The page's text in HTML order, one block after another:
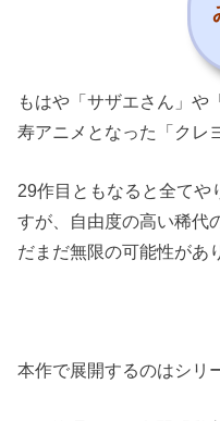
もはや「サザエさん」や
寿アニメとなった「クレ
29作目ともなると全てや
すが、自由度の高い稀代
だまだ無限の可能性があ
本作で展開するのはシリ